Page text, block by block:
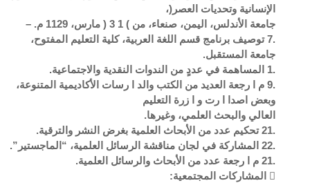
الإنسانية وتحديات العصر(،
جامعة الأندلس، اليمن، صنعاء، من ) 1 3 ( مارس، 1129 م. –
.7 توصيف برنامج قسم اللغة العربية، كلية التعليم المفتوح،
جامعة المستقبل.
.1 المساهمة في عددٍ من الندوات النقدية والاجتماعية.
.9 م ا رجعة العديد من الكتب والد ا رسات الأكاديمية المتنوعة،
وبعض اصدا ا رت و ا زرة التعليم
العالي والبحث العلمي، وغيرها.
.21 تحكيم عدد من الأبحاث العلمية بغرض النشر والترقية.
.22 المشاركة في لجان مناقشة الرسائل العلمية، “الماجستير”.
.21 م ا رجعة عدد من الأبحاث والرسائل العلمية.
 المشاركات المجتمعية: